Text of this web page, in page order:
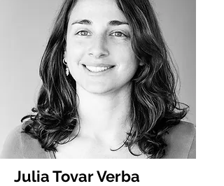
Julia Tovar Verba